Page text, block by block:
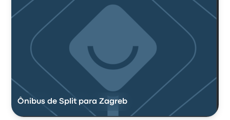
Ônibus de Split para Zagreb